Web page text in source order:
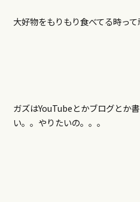
大好物をもりもり食べてる時って
ガズはYouTubeとかブログとか
い。。やりたいの。。。